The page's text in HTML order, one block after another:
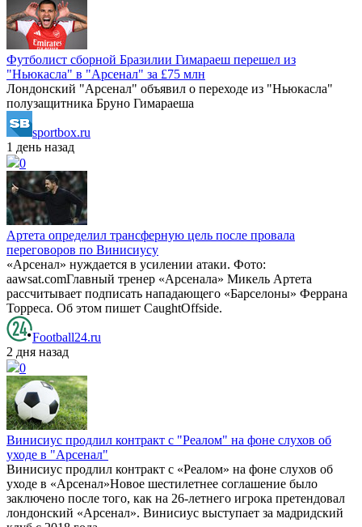
Футболист сборной Бразилии Гимараеш перешел из
"Ньюкасла" в "Арсенал" за £75 млн
Лондонский "Арсенал" объявил о переходе из "Ньюкасла"
полузащитника Бруно Гимараеша
sportbox.ru
1 день назад
0
Артета определил трансферную цель после провала
переговоров по Винисиусу
«Арсенал» нуждается в усилении атаки. Фото:
aawsat.comГлавный тренер «Арсенала» Микель Артета
рассчитывает подписать нападающего «Барселоны» Феррана
Торреса. Об этом пишет CaughtOffside.
Football24.ru
2 дня назад
0
Винисиус продлил контракт с "Реалом" на фоне слухов об
уходе в "Арсенал"
Винисиус продлил контракт с «Реалом» на фоне слухов об
уходе в «Арсенал»Новое шестилетнее соглашение было
заключено после того, как на 26-летнего игрока претендовал
лондонский «Арсенал». Винисиус выступает за мадридский